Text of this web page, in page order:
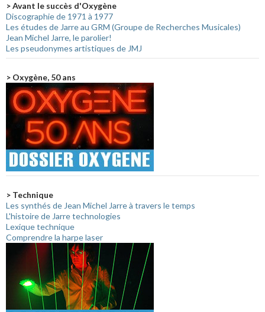
> Avant le succès d'Oxygène
Discographie de 1971 à 1977
Les études de Jarre au GRM (Groupe de Recherches Musicales)
Jean Michel Jarre, le parolier!
Les pseudonymes artistiques de JMJ
> Oxygène, 50 ans
> Technique
Les synthés de Jean Michel Jarre à travers le temps
L'histoire de Jarre technologies
Lexique technique
Comprendre la harpe laser